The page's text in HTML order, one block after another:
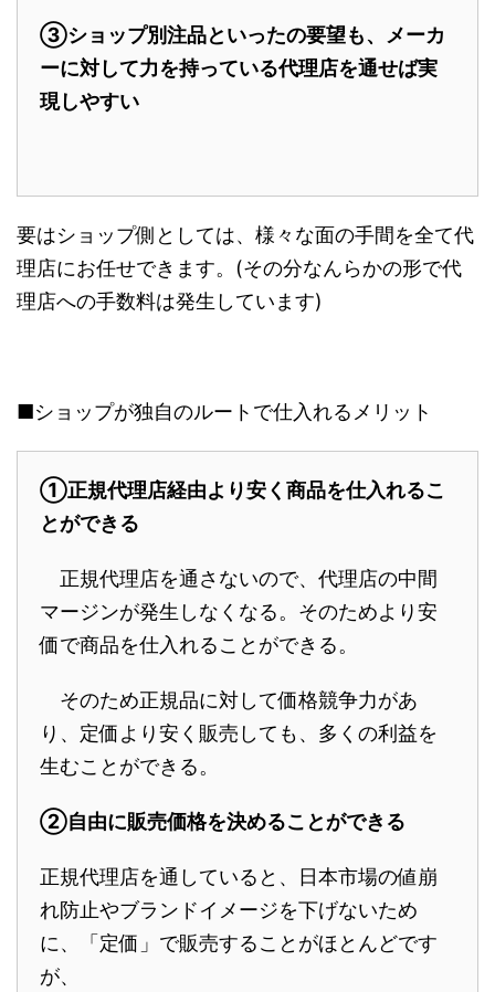
③ショップ別注品といったの要望も、メーカ
ーに対して力を持っている代理店を通せば実
現しやすい
要はショップ側としては、様々な面の手間を全て代
理店にお任せできます。(その分なんらかの形で代
理店への手数料は発生しています)
■ショップが独自のルートで仕入れるメリット
①正規代理店経由より安く商品を仕入れるこ
とができる
正規代理店を通さないので、代理店の中間
マージンが発生しなくなる。そのためより安
価で商品を仕入れることができる。
そのため正規品に対して価格競争力があ
り、定価より安く販売しても、多くの利益を
生むことができる。
②自由に販売価格を決めることができる
正規代理店を通していると、日本市場の値崩
れ防止やブランドイメージを下げないため
に、「定価」で販売することがほとんどです
が、